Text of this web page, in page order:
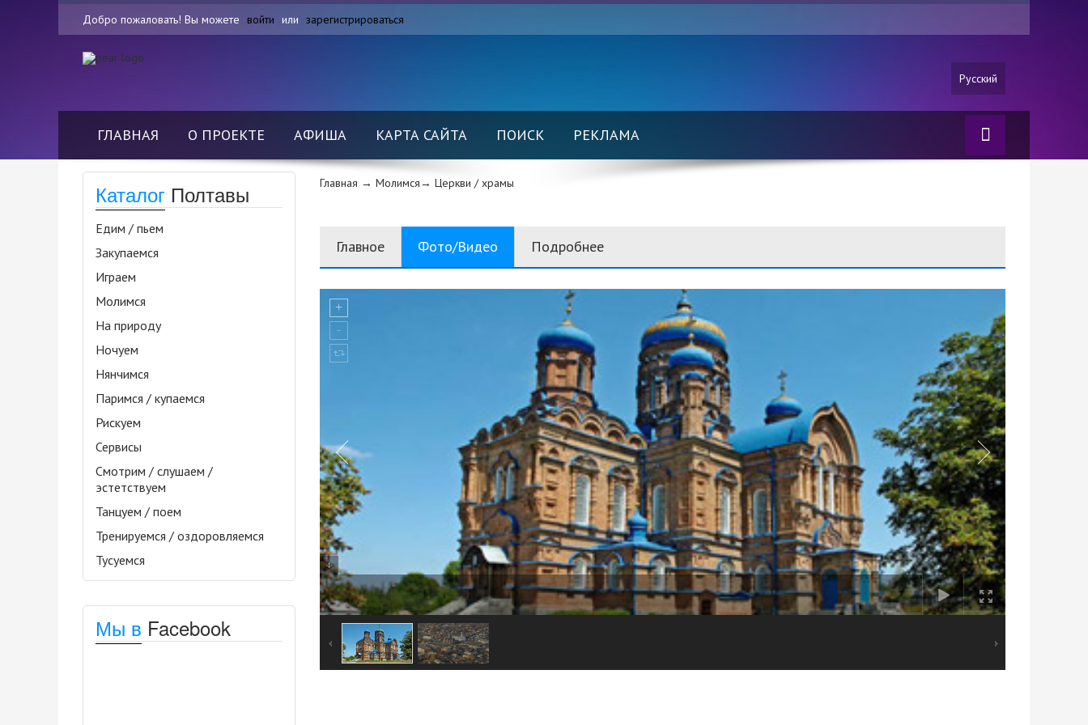
Добро пожаловать! Вы можете войти или зарегистрироваться
Русский
ГЛАВНАЯ О ПРОЕКТЕ АФИША КАРТА САЙТА ПОИСК РЕКЛАМА
Каталог Полтавы
Едим / пьем
Закупаемся
Играем
Молимся
На природу
Ночуем
Нянчимся
Паримся / купаемся
Рискуем
Сервисы
Смотрим / слушаем /
эстетствуем
Танцуем / поем
Тренируемся / оздоровляемся
Тусуемся
Мы в Facebook
Главная → Молимся→ Церкви / храмы
Главное Фото/Видео Подробнее